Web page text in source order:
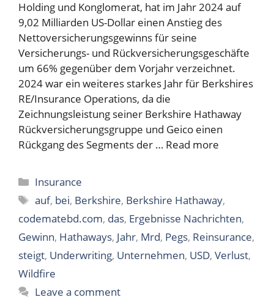
Holding und Konglomerat, hat im Jahr 2024 auf
9,02 Milliarden US-Dollar einen Anstieg des
Nettoversicherungsgewinns für seine
Versicherungs- und Rückversicherungsgeschäfte
um 66% gegenüber dem Vorjahr verzeichnet.
2024 war ein weiteres starkes Jahr für Berkshires
RE/Insurance Operations, da die
Zeichnungsleistung seiner Berkshire Hathaway
Rückversicherungsgruppe und Geico einen
Rückgang des Segments der … Read more
Categories
Insurance
Tags
auf, bei, Berkshire, Berkshire Hathaway,
codematebd.com, das, Ergebnisse Nachrichten,
Gewinn, Hathaways, Jahr, Mrd, Pegs, Reinsurance,
steigt, Underwriting, Unternehmen, USD, Verlust,
Wildfire
Leave a comment